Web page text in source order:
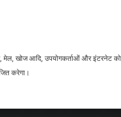
मेल, खोज आदि, उपयोगकर्ताओं और इंटरनेट
करेगा।